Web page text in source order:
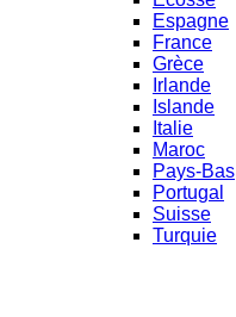
Espagne
France
Grèce
Irlande
Islande
Italie
Maroc
Pays-Bas
Portugal
Suisse
Turquie